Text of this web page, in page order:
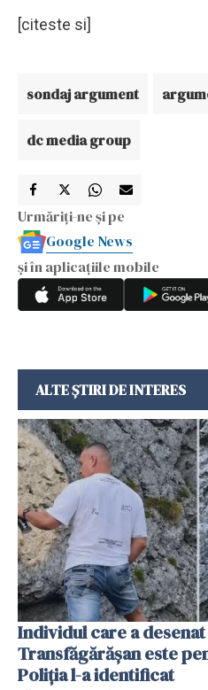
[citeste si]
sondaj argument
dc media group
Urmăriți-ne și pe
Google News
și în aplicațiile mobile
ALTE ȘTIRI DE INTERES
Individul care a
Transfăgărășan este
Poliția l-a identificat